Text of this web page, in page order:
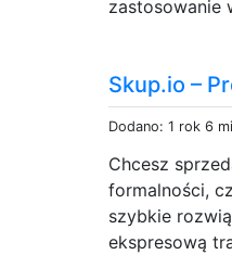
zastosowanie
Skup.io –
Dodano: 1 rok 6
Chcesz
formalności,
szybkie
ekspresową